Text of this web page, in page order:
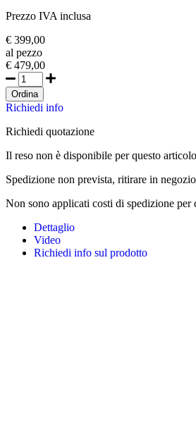
Prezzo IVA inclusa
€ 399,00
al pezzo
€ 479,00
Ordina
Richiedi info
Richiedi quotazione
Il reso non è disponibile per questo articolo
Spedizione non prevista, ritirare in
Non sono applicati costi di spedizione per
Dettaglio
Video
Richiedi info sul prodotto